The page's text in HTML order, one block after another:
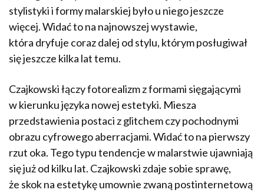
stylistyki i formy malarskiej było u niego jeszcze
więcej. Widać to na najnowszej wystawie,
która dryfuje coraz dalej od stylu, którym posługiwał
się jeszcze kilka lat temu.
Czajkowski łączy fotorealizm z formami sięgającymi
w kierunku języka nowej estetyki. Miesza
przedstawienia postaci z glitchem czy pochodnymi
obrazu cyfrowego aberracjami. Widać to na pierwszy
rzut oka. Tego typu tendencje w malarstwie ujawniają
się już od kilku lat. Czajkowski zdaje sobie sprawę,
że skok na estetykę umownie zwaną postinternetową